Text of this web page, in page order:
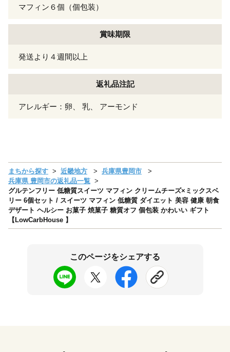
マフィン６個（個包装）
賞味期限
発送より４週間以上
返礼品注記
アレルギー：卵、 乳、 アーモンド
まちから探す 近畿地方
兵庫県豊岡市
兵庫県 豊岡市の返礼品一覧
グルテンフリー 低糖質スイーツ マフィン クリームチーズ×ミックスベ
リー 6個セット / スイーツ マフィン 低糖質 ダイエット 美容 健康 朝食
デザート ヘルシー お菓子 焼菓子 糖質オフ 個包装 かわいい ギフト
【LowCarbHouse 】
このページをシェアする